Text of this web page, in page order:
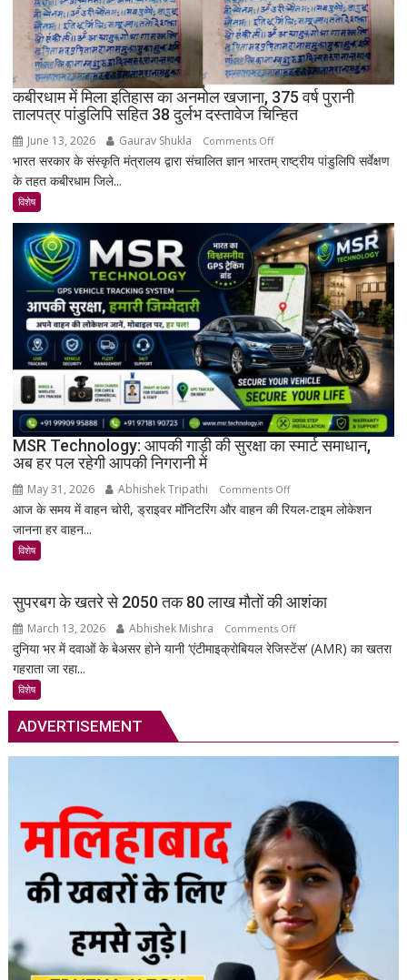
राजस्थान
का
सबसे
रहस्यमयी
गांव?
कबीरधाम में मिला इतिहास का अनमोल खजाना, 375 वर्ष पुरानी
तालपत्र पांडुलिपि सहित 38 दुर्लभ दस्तावेज चिन्हित
June 13, 2026 Gaurav Shukla Comments Offon
कबीरधाम
इतिहास
का
अनमोल
खजाना,
375
वर्ष
पुरानी
तालपत्र
पांडुलिपि
सहित
38
दुर्लभ
भारत सरकार के संस्कृति मंत्रालय द्वारा संचालित ज्ञान भारतम् राष्ट्रीय पांडुलिपि सर्वेक्षण
के तहत कबीरधाम जिले...
विशेष
MSR Technology: आपकी गाड़ी की सुरक्षा का स्मार्ट समाधान,
अब हर पल रहेगी आपकी निगरानी में
May 31, 2026 Abhishek Tripathi Comments Offon
MSR
सुरक्षा
का
स्मार्ट
में
आज के समय में वाहन चोरी, ड्राइवर मॉनिटरिंग और वाहन की रियल-टाइम लोकेशन
जानना हर वाहन...
विशेष
सुपरबग के खतरे से 2050 तक 80 लाख मौतों की आशंका
March 13, 2026 Abhishek Mishra Comments Offon
सुपरबग
मौतों
की
आशंका
दुनिया भर में दवाओं के बेअसर होने यानी ‘एंटीमाइक्रोबियल रेजिस्टेंस’ (AMR) का खतरा
गहराता जा रहा...
विशेष
ADVERTISEMENT